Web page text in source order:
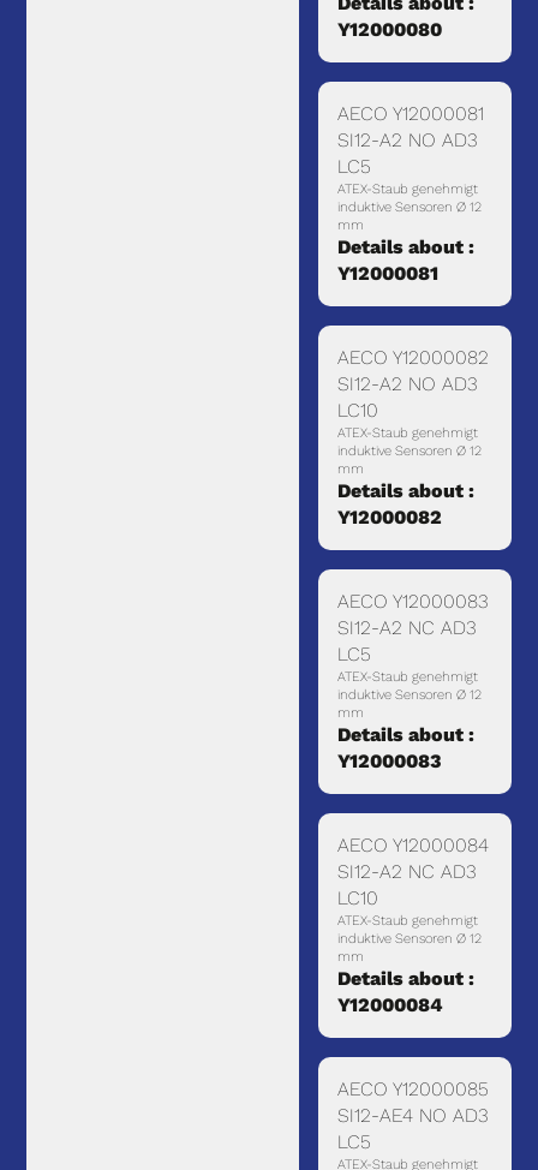
Y12000080
AECO Y12000081
SI12-A2 NO AD3
LC5
ATEX-Staub genehmigt
induktive Sensoren Ø 12
mm
Details about :
Y12000081
AECO Y12000082
SI12-A2 NO AD3
LC10
ATEX-Staub genehmigt
induktive Sensoren Ø 12
mm
Details about :
Y12000082
AECO Y12000083
SI12-A2 NC AD3
LC5
ATEX-Staub genehmigt
induktive Sensoren Ø 12
mm
Details about :
Y12000083
AECO Y12000084
SI12-A2 NC AD3
LC10
ATEX-Staub genehmigt
induktive Sensoren Ø 12
mm
Details about :
Y12000084
AECO Y12000085
SI12-AE4 NO AD3
LC5
ATEX-Staub genehmigt